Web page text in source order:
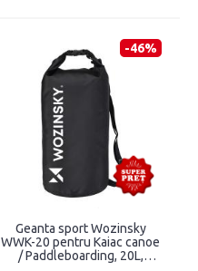
-46%
Geanta sport Wozinsky
WWK-20 pentru Kaiac canoe
/ Paddleboarding, 20L,